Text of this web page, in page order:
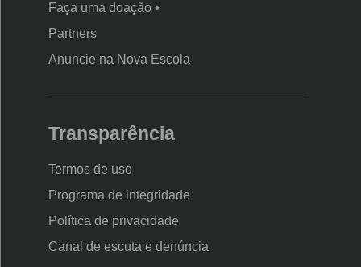
Faça uma doação •
Partners
Anuncie na Nova Escola
Transparência
Termos de uso
Programa de integridade
Política de privacidade
Canal de escuta e denúncia